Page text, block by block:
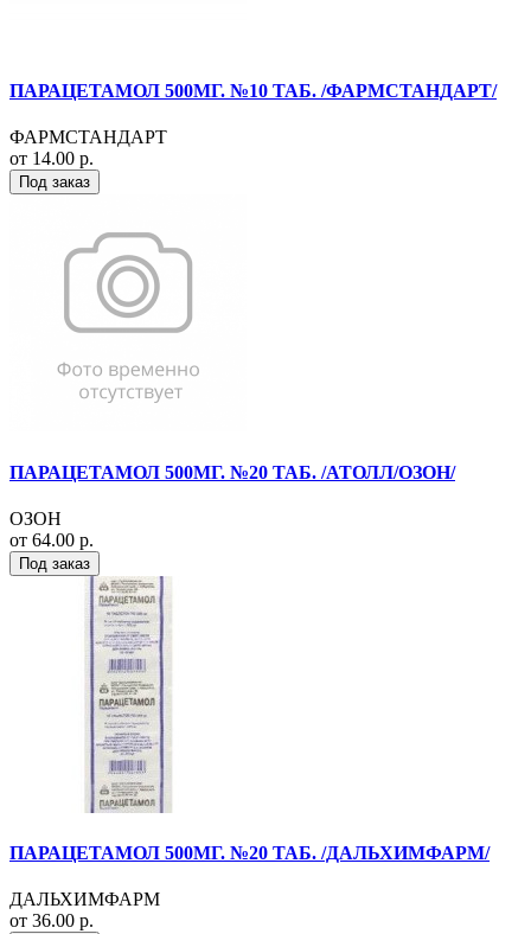
ПАРАЦЕТАМОЛ 500МГ. №10 ТАБ. /ФАРМСТАНДАРТ/
ФАРМСТАНДАРТ
от 14.00 р.
Под заказ
ПАРАЦЕТАМОЛ 500МГ. №20 ТАБ. /АТОЛЛ/ОЗОН/
ОЗОН
от 64.00 р.
Под заказ
ПАРАЦЕТАМОЛ 500МГ. №20 ТАБ. /ДАЛЬХИМФАРМ/
ДАЛЬХИМФАРМ
от 36.00 р.